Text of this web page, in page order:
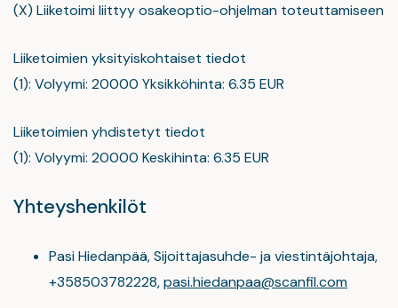
(X) Liiketoimi liittyy osakeoptio-ohjelman toteuttamiseen
Liiketoimien yksityiskohtaiset tiedot
(1): Volyymi: 20000 Yksikköhinta: 6.35 EUR
Liiketoimien yhdistetyt tiedot
(1): Volyymi: 20000 Keskihinta: 6.35 EUR
Yhteyshenkilöt
Pasi Hiedanpää, Sijoittajasuhde- ja viestintäjohtaja,
+358503782228,pasi.hiedanpaa@scanfil.com